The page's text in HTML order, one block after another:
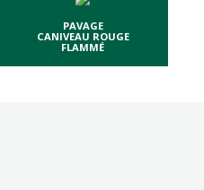
PAVAGE
CANIVEAU ROUGE
FLAMMÉ